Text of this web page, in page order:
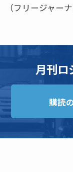
（フリージャー
月刊ロ
購読